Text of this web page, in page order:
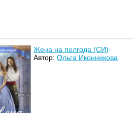
Жена на полгода (СИ)
Автор:Ольга Иконникова